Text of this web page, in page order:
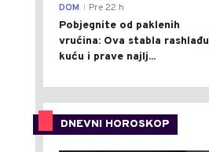
DOM Pre 22 h
Pobjegnite od paklenih
vrućina: Ova stabla
kuću i prave najlj...
DNEVNI HOROSKOP